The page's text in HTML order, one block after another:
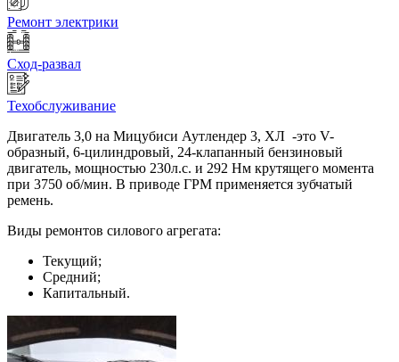
Ремонт электрики
Сход-развал
Техобслуживание
Двигатель 3,0 на Мицубиси Аутлендер 3, ХЛ -это V-
образный, 6-цилиндровый, 24-клапанный бензиновый
двигатель, мощностью 230л.с. и 292 Нм крутящего момента
при 3750 об/мин. В приводе ГРМ применяется зубчатый
ремень.
Виды ремонтов силового агрегата:
Текущий;
Средний;
Капитальный.